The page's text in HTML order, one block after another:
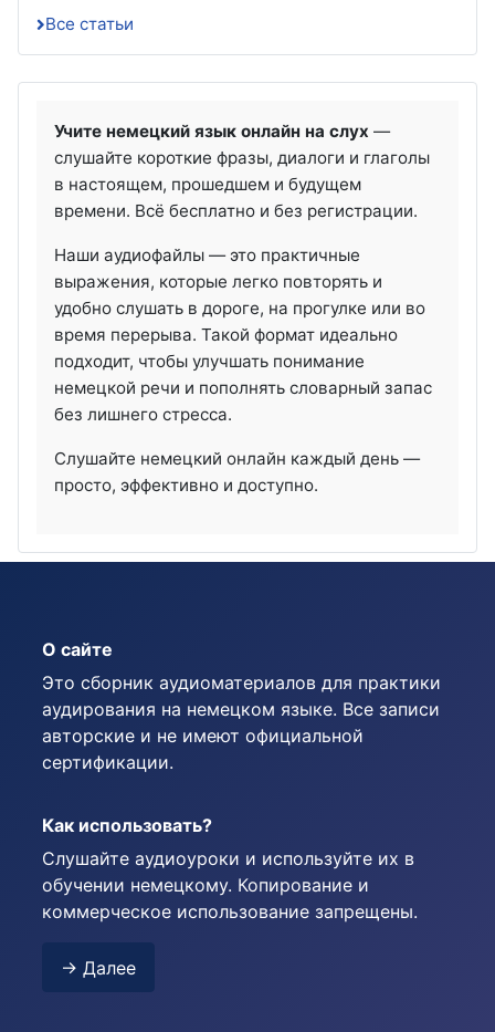
Все статьи
Учите немецкий язык онлайн на слух —
слушайте короткие фразы, диалоги и глаголы
в настоящем, прошедшем и будущем
времени. Всё бесплатно и без регистрации.
Наши аудиофайлы — это практичные
выражения, которые легко повторять и
удобно слушать в дороге, на прогулке или во
время перерыва. Такой формат идеально
подходит, чтобы улучшать понимание
немецкой речи и пополнять словарный запас
без лишнего стресса.
Слушайте немецкий онлайн каждый день —
просто, эффективно и доступно.
О сайте
Это сборник аудиоматериалов для практики
аудирования на немецком языке. Все записи
авторские и не имеют официальной
сертификации.
Как использовать?
Слушайте аудиоуроки и используйте их в
обучении немецкому. Копирование и
коммерческое использование запрещены.
→ Далее